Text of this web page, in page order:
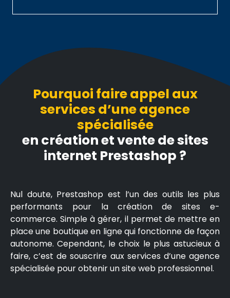
Pourquoi faire appel aux
services d’une agence
spécialisée
en création et vente de sites
internet Prestashop ?
Nul doute, Prestashop est l’un des outils les plus
performants pour la création de sites e-
commerce. Simple à gérer, il permet de mettre en
place une boutique en ligne qui fonctionne de façon
autonome. Cependant, le choix le plus astucieux à
faire, c’est de souscrire aux services d’une agence
spécialisée pour obtenir un site web professionnel.